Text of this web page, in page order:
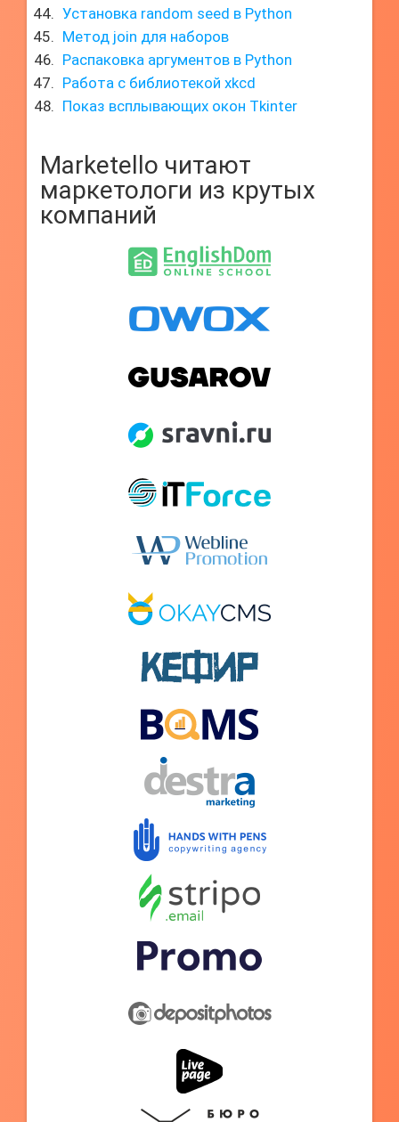
Установка random seed в Python
Метод join для наборов
Распаковка аргументов в Python
Работа с библиотекой xkcd
Показ всплывающих окон Tkinter
Marketello читают
маркетологи из крутых
компаний